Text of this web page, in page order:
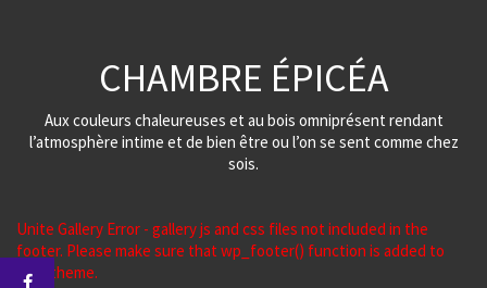
CHAMBRE ÉPICÉA
Aux couleurs chaleureuses et au bois omniprésent rendant
l’atmosphère intime et de bien être ou l’on se sent comme chez
sois.
Unite Gallery Error - gallery js and css files not included in the
footer. Please make sure that wp_footer() function is added to
your theme.